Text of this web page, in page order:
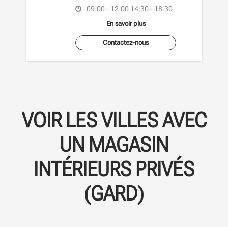
09:00 - 12:00 14:30 - 18:30
En savoir plus
Contactez-nous
VOIR LES VILLES AVEC
UN MAGASIN
INTÉRIEURS PRIVÉS
(GARD)